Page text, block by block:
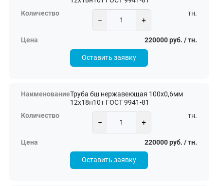
− +
тн.
220000 руб. / тн.
Оставить заявку
Труба бш нержавеющая 100х0,6мм
12х18н10т ГОСТ 9941-81
− +
тн.
220000 руб. / тн.
Оставить заявку